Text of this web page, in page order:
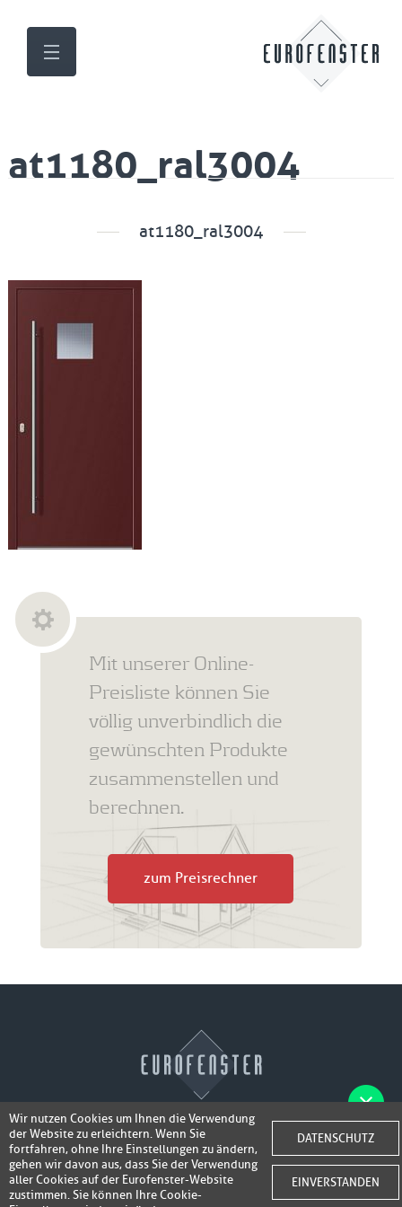
at1180_ral3004
at1180_ral3004
Wir nutzen Cookies um Ihnen die Verwendung
der Website zu erleichtern. Wenn Sie
fortfahren, ohne Ihre Einstellungen zu ändern,
gehen wir davon aus, dass Sie der Verwendung
aller Cookies auf der Eurofenster-Website
zustimmen. Sie können Ihre Cookie-
DATENSCHUTZ
EINVERSTANDEN
Fotos der Fenster/Elemente per WhatsApp
senden und ein Super-Angebotinkl. 50,-
bis 100,- EURGutschrift erhalten!
Mit unserer Online-
Preisliste können Sie
völlig unverbindlich die
gewünschten Produkte
zusammenstellen und
berechnen.
zum Preisrechner
© 2026 Eurofenster
Webdesign byWebidea Advance